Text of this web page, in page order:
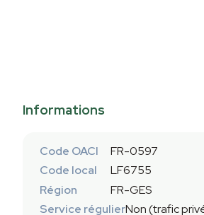
Informations
Code OACI
FR-0597
Code local
LF6755
Région
FR-GES
Service régulierNon (trafic